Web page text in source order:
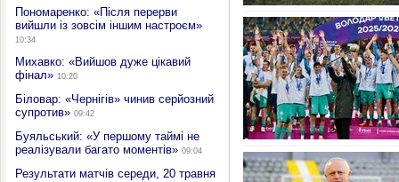
Пономаренко: «Після перерви
вийшли із зовсім іншим настроєм»
10:34
Михавко: «Вийшов дуже цікавий
фінал» 10:20
Біловар: «Чернігів» чинив серйозний
супротив» 09:42
Буяльський: «У першому таймі не
реалізували багато моментів» 09:04
Результати матчів середи, 20 травня